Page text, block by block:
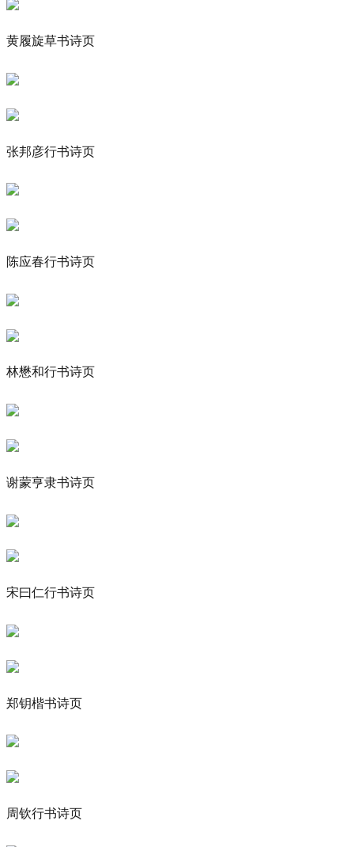
黄履旋草书诗页
张邦彦行书诗页
陈应春行书诗页
林懋和行书诗页
谢蒙亨隶书诗页
宋曰仁行书诗页
郑钥楷书诗页
周钦行书诗页